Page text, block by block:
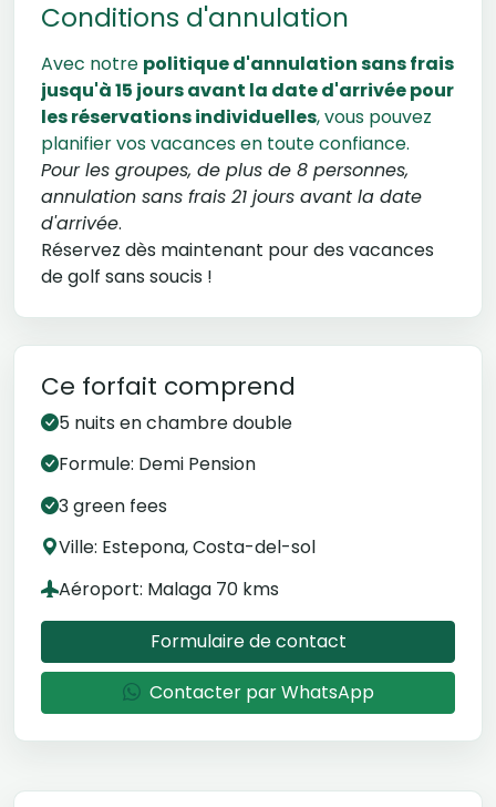
Conditions d'annulation
Avec notre politique d'annulation sans frais
jusqu'à 15 jours avant la date d'arrivée pour
les réservations individuelles, vous pouvez
planifier vos vacances en toute confiance.
Pour les groupes, de plus de 8 personnes,
annulation sans frais 21 jours avant la date
d'arrivée.
Réservez dès maintenant pour des vacances
de golf sans soucis !
Ce forfait comprend
5 nuits en chambre double
Formule: Demi Pension
3 green fees
Ville: Estepona, Costa-del-sol
Aéroport: Malaga 70 kms
Formulaire de contact
Contacter par WhatsApp